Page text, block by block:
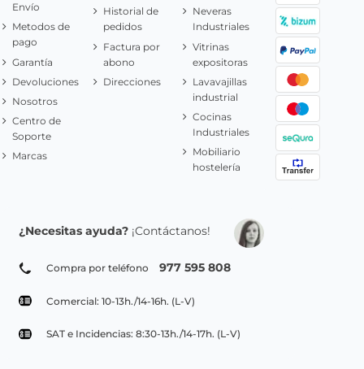
Envío
Metodos de
pago
Garantía
Devoluciones
Nosotros
Centro de
Soporte
Marcas
Historial de
pedidos
Factura por
abono
Direcciones
Neveras
Industriales
Vitrinas
expositoras
Lavavajillas
industrial
Cocinas
Industriales
Mobiliario
hostelería
¿Necesitas ayuda? ¡Contáctanos!
Compra por teléfono 977 595 808
Comercial: 10-13h./14-16h. (L-V)
SAT e Incidencias: 8:30-13h./14-17h. (L-V)